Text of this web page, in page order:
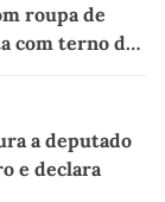
roupa de
com terno de
a deputado
e declara